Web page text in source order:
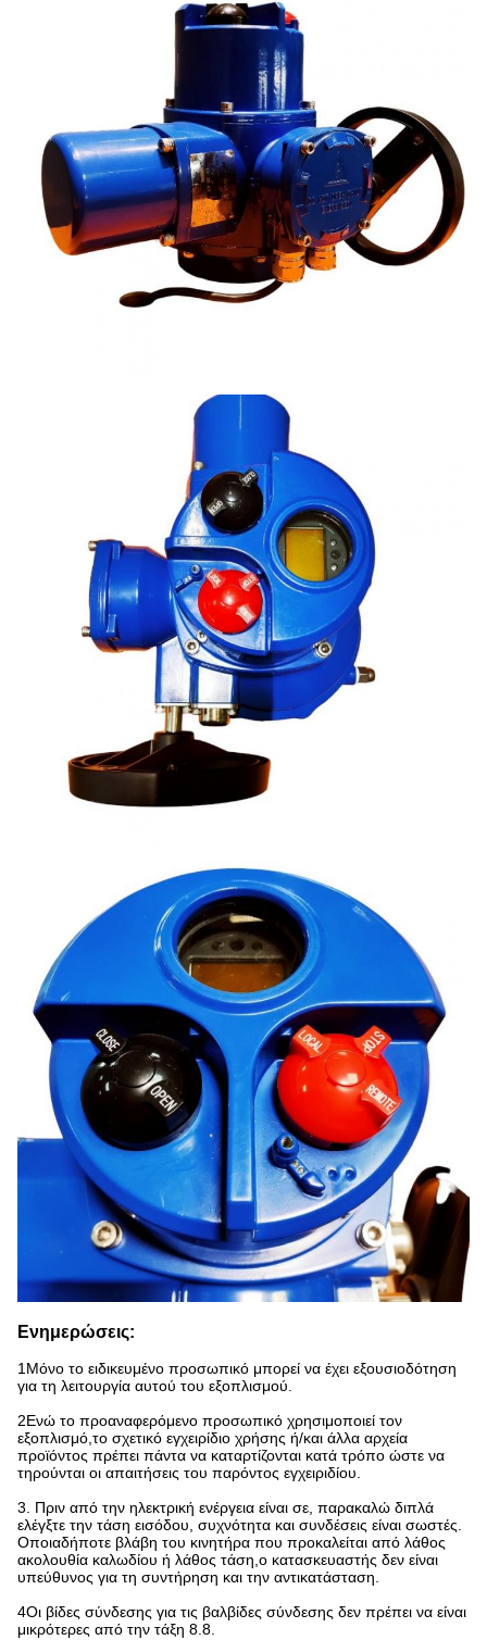
Ενημερώσεις:
1Μόνο το ειδικευμένο προσωπικό μπορεί να έχει εξουσιοδότηση
για τη λειτουργία αυτού του εξοπλισμού.
2Ενώ το προαναφερόμενο προσωπικό χρησιμοποιεί τον
εξοπλισμό,το σχετικό εγχειρίδιο χρήσης ή/και άλλα αρχεία
προϊόντος πρέπει πάντα να καταρτίζονται κατά τρόπο ώστε να
τηρούνται οι απαιτήσεις του παρόντος εγχειριδίου.
3. Πριν από την ηλεκτρική ενέργεια είναι σε, παρακαλώ διπλά
ελέγξτε την τάση εισόδου, συχνότητα και συνδέσεις είναι σωστές.
Οποιαδήποτε βλάβη του κινητήρα που προκαλείται από λάθος
ακολουθία καλωδίου ή λάθος τάση,ο κατασκευαστής δεν είναι
υπεύθυνος για τη συντήρηση και την αντικατάσταση.
4Οι βίδες σύνδεσης για τις βαλβίδες σύνδεσης δεν πρέπει να είναι
μικρότερες από την τάξη 8.8.